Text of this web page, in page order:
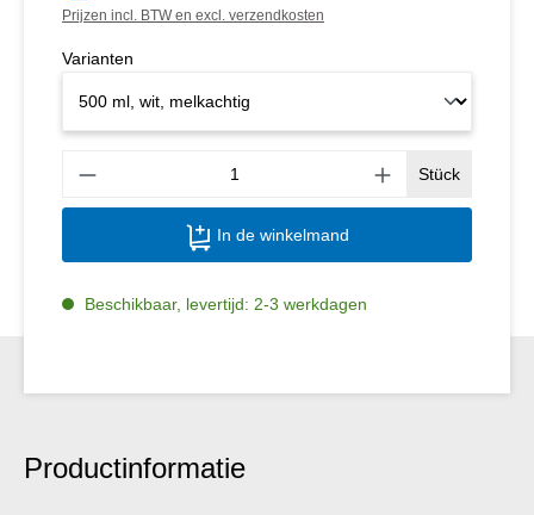
Prijzen incl. BTW en excl. verzendkosten
Varianten
Stück
In de winkelmand
Beschikbaar, levertijd: 2-3 werkdagen
Productinformatie